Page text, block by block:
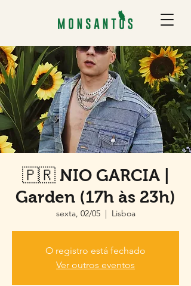
🇵🇷 NIO GARCIA |
Garden (17h às 23h)
sexta, 02/05
  |
Lisboa
O registro está fechado
Ver outros eventos